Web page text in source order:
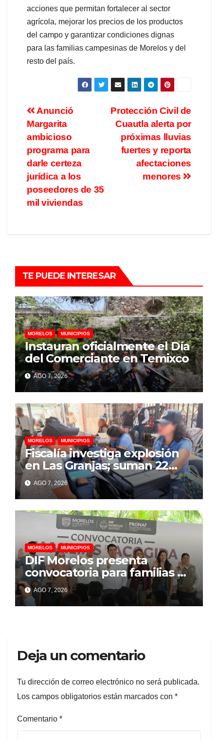
acciones que permitan fortalecer al sector
agrícola, mejorar los precios de los productos
del campo y garantizar condiciones dignas
para las familias campesinas de Morelos y del
resto del país.
Protección Civil de
Cuautla alerta por
próximas lluvias
fuertes y reporta
afectaciones
menores
Anunció
Margarita
ambicioso
programa para
darle certeza
jurídica a los
poseedores de 35
mil viviendas
TE PUEDE INTERESAR
MORELOS MUNICIPIOS
Instauran oficialmente el Día
del Comerciante en Temixco
AGO 7, 2026
MORELOS MUNICIPIOS
Fiscalía investiga explosión
en Las Granjas; suman 22
personas lesionadas y 12
denuncias por daños
AGO 7, 2026
MORELOS MUNICIPIOS
DIF Morelos presenta
convocatoria para familias de
acogida
AGO 7, 2026
Deja un comentario
Tu dirección de correo electrónico no será publicada.
Los campos obligatorios están marcados con *
Comentario *